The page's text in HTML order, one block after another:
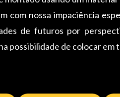
com nossa impaciência
de futuros por
possibilidade de colocar em